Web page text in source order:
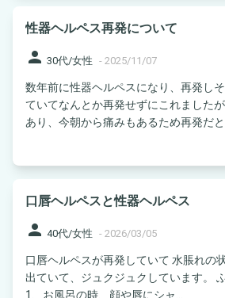
性器ヘルペス再発について
person 30代/女性 - 2025/11/07
数年前に性器ヘルペスになり、再発し
ていてなんとか再発せずにこれました
あり、今朝から痛みもあるため再発だと...
口唇ヘルペスと性器ヘルペス
person 40代/女性 - 2026/03/05
口唇ヘルペスが再発していて 水脹れの
出ていて、ジュクジュクしています。
1、お風呂の時、顔や唇にシャ...